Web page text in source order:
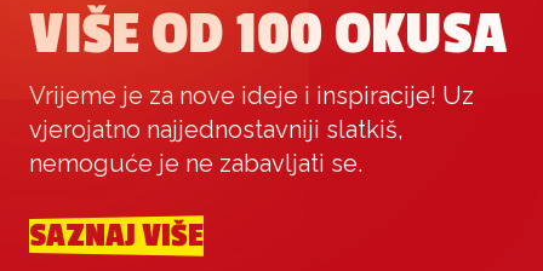
VIŠE OD 100 OKUSA
Vrijeme je za nove ideje i inspiracije! Uz
vjerojatno najjednostavniji slatkiš,
nemoguće je ne zabavljati se.
SAZNAJ VIŠE